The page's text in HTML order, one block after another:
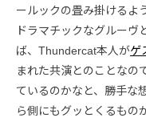
ールックの畳み掛けるよ
ドラマチックなグルーヴ
ば、Thundercat本人がゲ
まれた共演とのことなの
ているのかなと、勝手な
ら側にもグッとくるもの